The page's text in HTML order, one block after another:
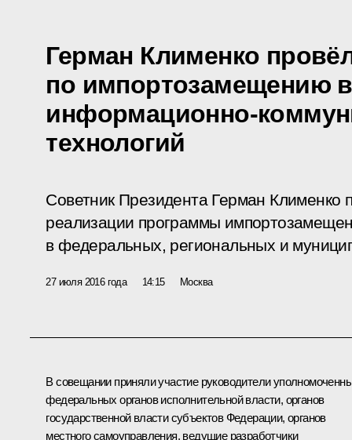
Герман Клименко
по импортозамещению
информационно-
технологий
Советник Президента Герман Клименко
реализации программы
в федеральных, региональных и
27 июля 2016 года 14:15 Москва
В совещании приняли участие руководители
федеральных органов исполнительной власти, органов
государственной власти субъектов Федерации, органов
местного самоуправления, ведущие разработчики